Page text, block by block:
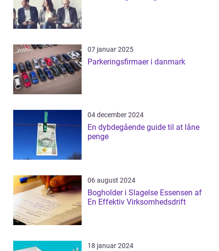
07 januar 2025
Parkeringsfirmaer i danmark
04 december 2024
En dybdegående guide til at låne
penge
06 august 2024
Bogholder i Slagelse Essensen af
En Effektiv Virksomhedsdrift
18 januar 2024